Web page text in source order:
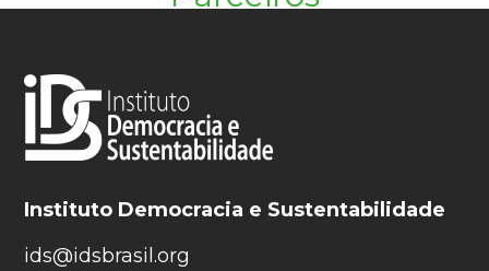
Instituto Democracia e Sustentabilidade
ids@idsbrasil.org